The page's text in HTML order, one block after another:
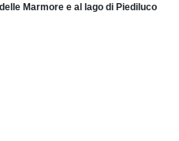
Marmore e al lago di Piediluco